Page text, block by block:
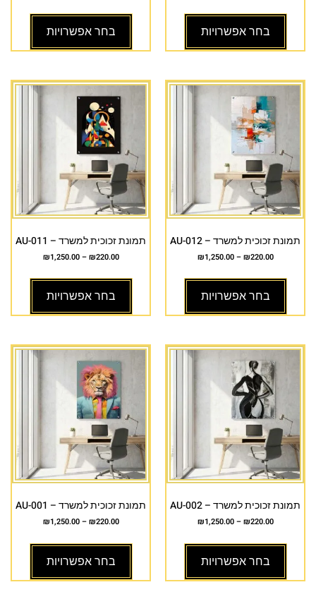
בחר אפשרויות בחר אפשרויות
תמונת זכוכית למשרד – AU-012
₪220.00
–
₪1,250.00
בחר אפשרויות
תמונת זכוכית למשרד – AU-011
₪220.00
–
₪1,250.00
בחר אפשרויות
תמונת זכוכית למשרד – AU-002
₪220.00
–
₪1,250.00
בחר אפשרויות
תמונת זכוכית למשרד – AU-001
₪220.00
–
₪1,250.00
בחר אפשרויות